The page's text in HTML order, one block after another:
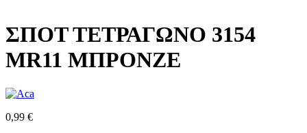
ΣΠΟΤ ΤΕΤΡΑΓΩΝΟ 3154
MR11 ΜΠΡΟΝΖΕ
0,99 €